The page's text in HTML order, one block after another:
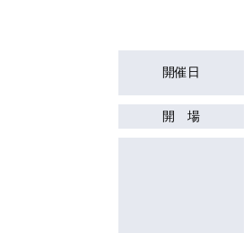
開催日
開 場